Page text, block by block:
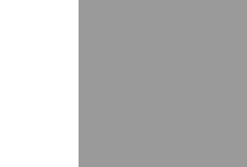
Kun